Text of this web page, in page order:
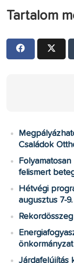
Tartalom
Családok
felismert
Hétvégi
augusztus 7-9.
önkormányzat
Járdafelújítás